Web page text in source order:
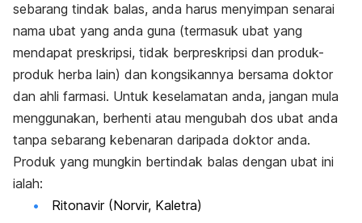
sebarang tindak balas, anda harus menyimpan senarai
nama ubat yang anda guna (termasuk ubat yang
mendapat preskripsi, tidak berpreskripsi dan produk-
produk herba lain) dan kongsikannya bersama doktor
dan ahli farmasi. Untuk keselamatan anda, jangan mula
menggunakan, berhenti atau mengubah dos ubat anda
tanpa sebarang kebenaran daripada doktor anda.
Produk yang mungkin bertindak balas dengan ubat ini
ialah:
Ritonavir (Norvir, Kaletra)